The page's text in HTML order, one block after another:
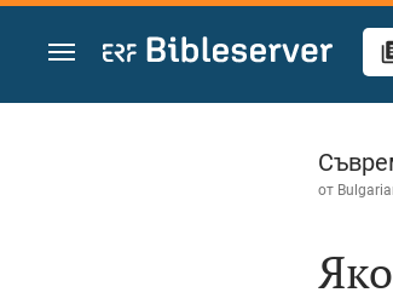
Преминете към съдържанието
от